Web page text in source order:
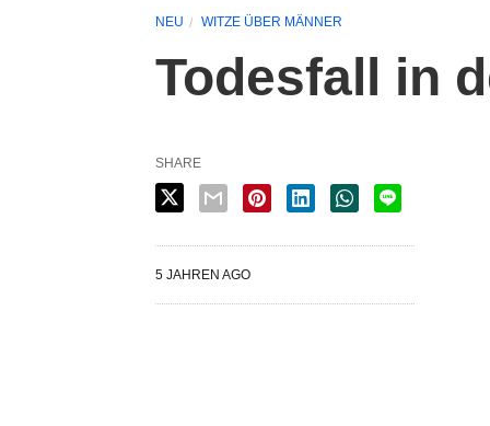
NEU WITZE ÜBER MÄNNER
Todesfall in
SHARE
5 JAHREN AGO